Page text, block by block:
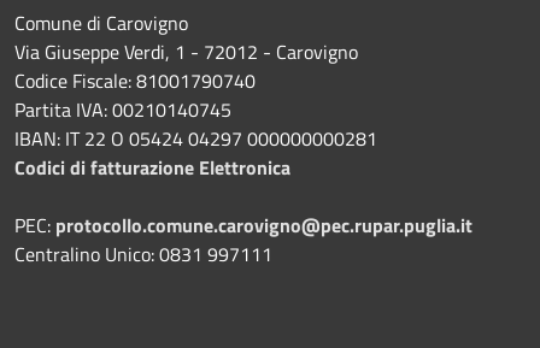
Comune di Carovigno
Via Giuseppe Verdi, 1 - 72012 - Carovigno
Codice Fiscale: 81001790740
Partita IVA: 00210140745
IBAN: IT 22 O 05424 04297 000000000281
Codici di fatturazione Elettronica
PEC: protocollo.comune.carovigno@pec.rupar.puglia.it
Centralino Unico: 0831 997111